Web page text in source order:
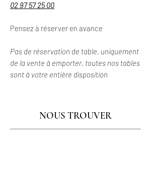
02 97 57 25 00
Pensez à réserver en avance
Pas de réservation de table, uniquement
de la vente à emporter, toutes nos tables
sont à votre entière disposition
NOUS TROUVER